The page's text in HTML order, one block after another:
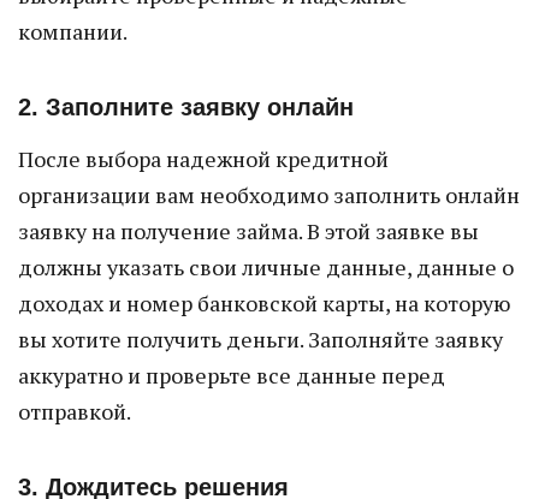
компании.
2. Заполните заявку онлайн
После выбора надежной кредитной
организации вам необходимо заполнить онлайн
заявку на получение займа. В этой заявке вы
должны указать свои личные данные, данные о
доходах и номер банковской карты, на которую
вы хотите получить деньги. Заполняйте заявку
аккуратно и проверьте все данные перед
отправкой.
3. Дождитесь решения